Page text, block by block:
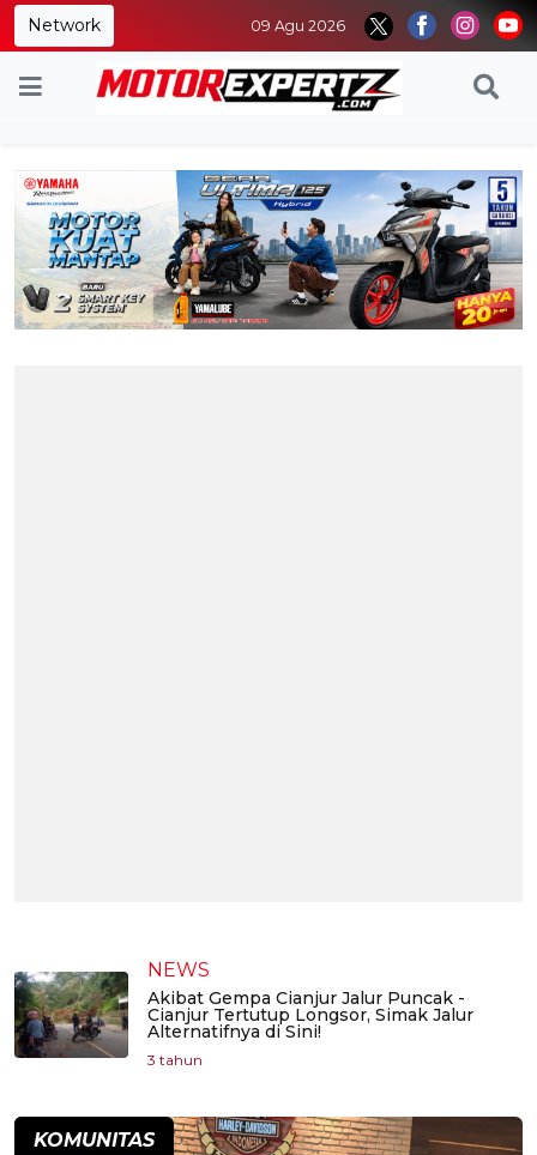
Network 09 Agu 2026
NEWS
Akibat Gempa Cianjur Jalur Puncak -
Cianjur Tertutup Longsor, Simak Jalur
Alternatifnya di Sini!
3 tahun
KOMUNITAS